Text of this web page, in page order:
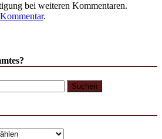
bei weiteren Kommentaren.
.